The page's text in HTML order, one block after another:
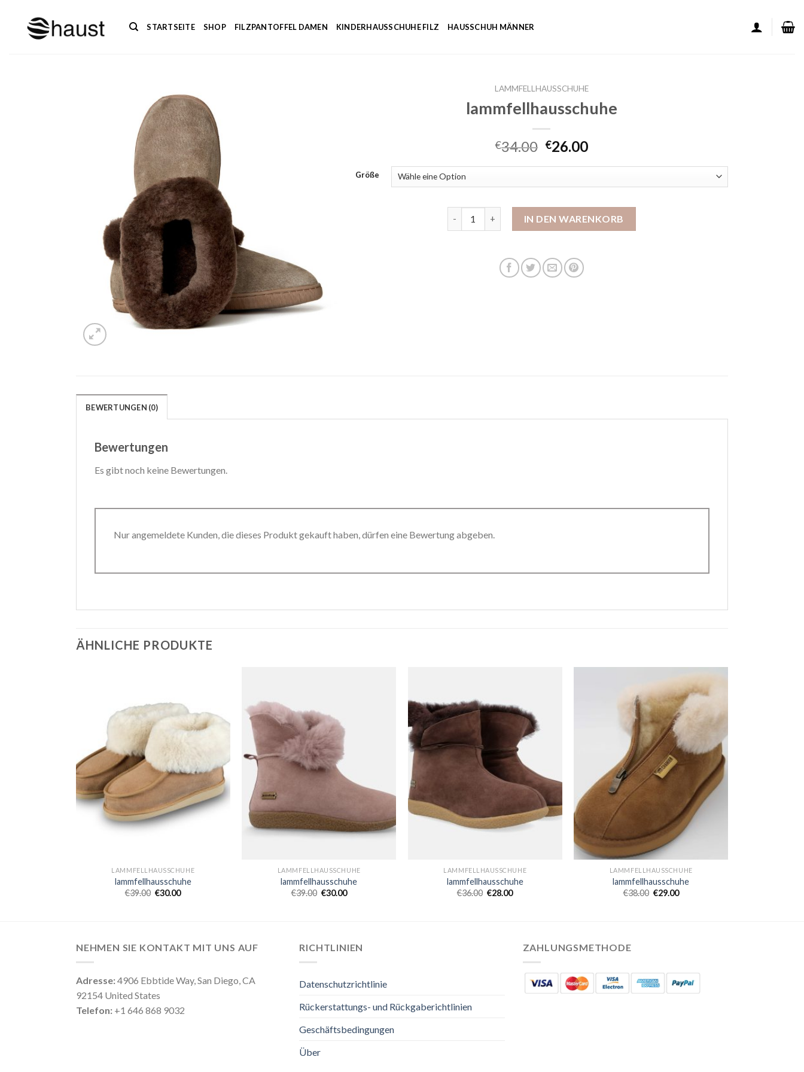
springen
STARTSEITE SHOP FILZPANTOFFEL DAMEN KINDERHAUSSCHUHE FILZ HAUSSCHUH MÄNNER
LAMMFELLHAUSSCHUHE
lammfellhausschuhe
€34.00 €26.00
Größe
IN DEN WARENKORB
BEWERTUNGEN (0)
Bewertungen
Es gibt noch keine Bewertungen.
Nur angemeldete Kunden, die dieses Produkt gekauft haben, dürfen eine Bewertung abgeben.
ÄHNLICHE PRODUKTE
LAMMFELLHAUSSCHUHE
lammfellhausschuhe
€39.00 €30.00
LAMMFELLHAUSSCHUHE
lammfellhausschuhe
€39.00 €30.00
LAMMFELLHAUSSCHUHE
lammfellhausschuhe
€36.00 €28.00
LAMMFELLHAUSSCHUHE
lammfellhausschuhe
€38.00 €29.00
NEHMEN SIE KONTAKT MIT UNS AUF
Adresse:4906 Ebbtide Way, San Diego, CA
92154 United States
Telefon: +1 646 868 9032
RICHTLINIEN
Datenschutzrichtlinie
Rückerstattungs- und Rückgaberichtlinien
Geschäftsbedingungen
Über
ZAHLUNGSMETHODE